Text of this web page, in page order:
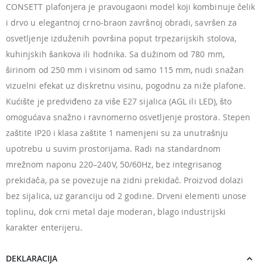
CONSETT plafonjera je pravougaoni model koji kombinuje čelik
i drvo u elegantnoj crno-braon završnoj obradi, savršen za
osvetljenje izduženih površina poput trpezarijskih stolova,
kuhinjskih šankova ili hodnika. Sa dužinom od 780 mm,
širinom od 250 mm i visinom od samo 115 mm, nudi snažan
vizuelni efekat uz diskretnu visinu, pogodnu za niže plafone.
Kućište je predviđeno za više E27 sijalica (AGL ili LED), što
omogućava snažno i ravnomerno osvetljenje prostora. Stepen
zaštite IP20 i klasa zaštite 1 namenjeni su za unutrašnju
upotrebu u suvim prostorijama. Radi na standardnom
mrežnom naponu 220–240V, 50/60Hz, bez integrisanog
prekidača, pa se povezuje na zidni prekidač. Proizvod dolazi
bez sijalica, uz garanciju od 2 godine. Drveni elementi unose
toplinu, dok crni metal daje moderan, blago industrijski
karakter enterijeru.
DEKLARACIJA